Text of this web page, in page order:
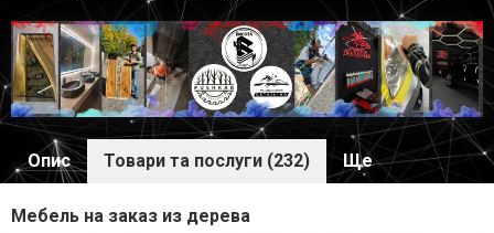
Опис Товари та послуги (232) Ще
Мебель на заказ из дерева